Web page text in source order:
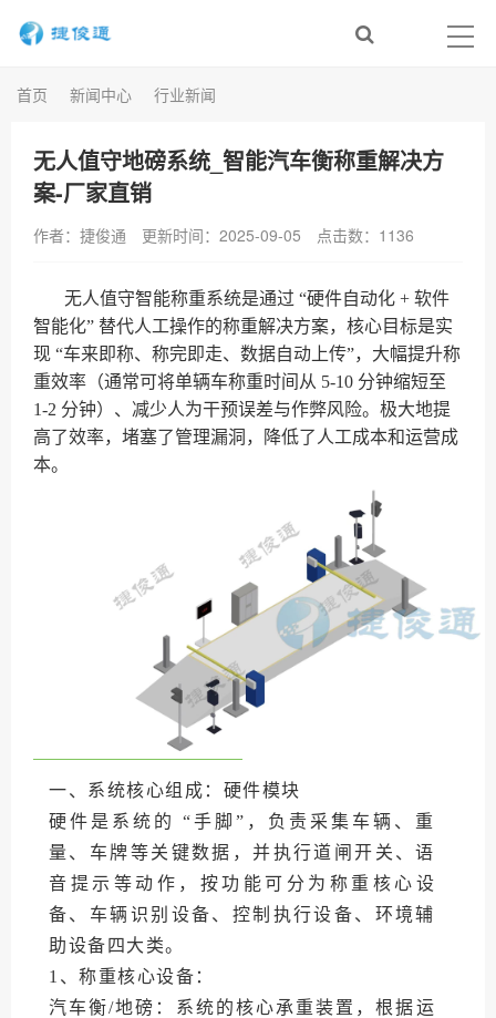
首页 新闻中心 行业新闻
无人值守地磅系统_智能汽车衡称重解决方
案-厂家直销
作者：捷俊通 更新时间：2025-09-05 点击数： 1136
无人值守智能称重系统是通过 “硬件自动化 + 软件
智能化” 替代人工操作的称重解决方案，核心目标是实
现 “车来即称、称完即走、数据自动上传”，大幅提升称
重效率（通常可将单辆车称重时间从 5-10 分钟缩短至
1-2 分钟）、减少人为干预误差与作弊风险。 极大地提
高了效率，堵塞了管理漏洞，降低了人工成本和运营成
本。
一、系统核心组成：硬件模块
硬件是系统的 “手脚”，负责采集车辆、重
量、车牌等关键数据，并执行道闸开关、语
音提示等动作，按功能可分为称重核心设
备、车辆识别设备、控制执行设备、环境辅
助设备四大类。
1、称重核心设备：
汽车衡/地磅：系统的核心承重装置，根据运